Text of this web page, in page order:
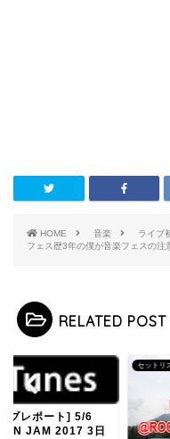
HOME 音楽
ライブ
フェス歴3年の僕が音楽フェスの注
RELATED POST
ブレポート] 5/6
JAM 2017 3日
セットリ